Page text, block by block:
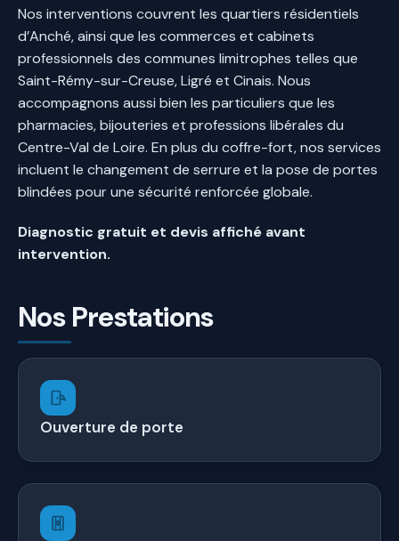
Nos interventions couvrent les quartiers résidentiels
d’Anché, ainsi que les commerces et cabinets
professionnels des communes limitrophes telles que
Saint-Rémy-sur-Creuse, Ligré et Cinais. Nous
accompagnons aussi bien les particuliers que les
pharmacies, bijouteries et professions libérales du
Centre-Val de Loire. En plus du coffre-fort, nos services
incluent le changement de serrure et la pose de portes
blindées pour une sécurité renforcée globale.
Diagnostic gratuit et devis affiché avant
intervention.
Nos Prestations
Ouverture de porte